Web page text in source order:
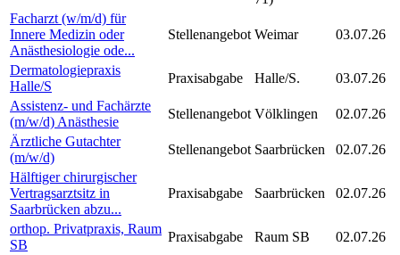
Facharzt (w/m/d) für
Innere Medizin oder
Anästhesiologie ode...
Stellenangebot Weimar 03.07.26
Dermatologiepraxis
Halle/S
Praxisabgabe Halle/S.
03.07.26
Assistenz- und Fachärzte
(m/w/d) Anästhesie
Stellenangebot Völklingen
02.07.26
Ärztliche Gutachter
(m/w/d)
Stellenangebot Saarbrücken
02.07.26
Hälftiger chirurgischer
Vertragsarztsitz in
Saarbrücken abzu...
Praxisabgabe Saarbrücken 02.07.26
orthop. Privatpraxis, Raum
SB
Praxisabgabe Raum SB
02.07.26